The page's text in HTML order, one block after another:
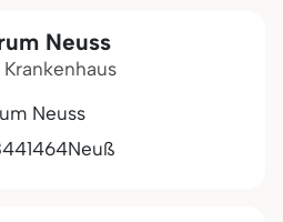
Neuss
Neuss
41464Neuß